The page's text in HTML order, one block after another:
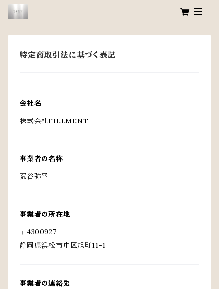
特定商取引法に基づく表記
会社名
株式会社FILLMENT
事業者の名称
荒谷弥平
事業者の所在地
〒4300927
静岡県浜松市中区旭町11-1
事業者の連絡先